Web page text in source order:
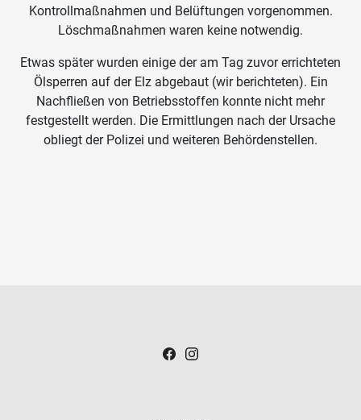
Kontrollmaßnahmen und Belüftungen vorgenommen.
Löschmaßnahmen waren keine notwendig.
Etwas später wurden einige der am Tag zuvor errichteten
Ölsperren auf der Elz abgebaut (wir berichteten). Ein
Nachfließen von Betriebsstoffen konnte nicht mehr
festgestellt werden. Die Ermittlungen nach der Ursache
obliegt der Polizei und weiteren Behördenstellen.